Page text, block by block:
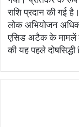
राशि प्रदान की गई
लोक अभियोजन
एसिड अटैक के मामलें में
की यह पहले दोषसिद्धी